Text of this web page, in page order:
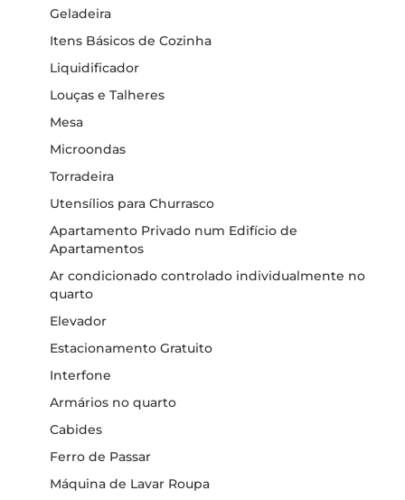
Geladeira
Itens Básicos de Cozinha
Liquidificador
Louças e Talheres
Mesa
Microondas
Torradeira
Utensílios para Churrasco
Apartamento Privado num Edifício de
Apartamentos
Ar condicionado controlado individualmente no
quarto
Elevador
Estacionamento Gratuito
Interfone
Armários no quarto
Cabides
Ferro de Passar
Máquina de Lavar Roupa